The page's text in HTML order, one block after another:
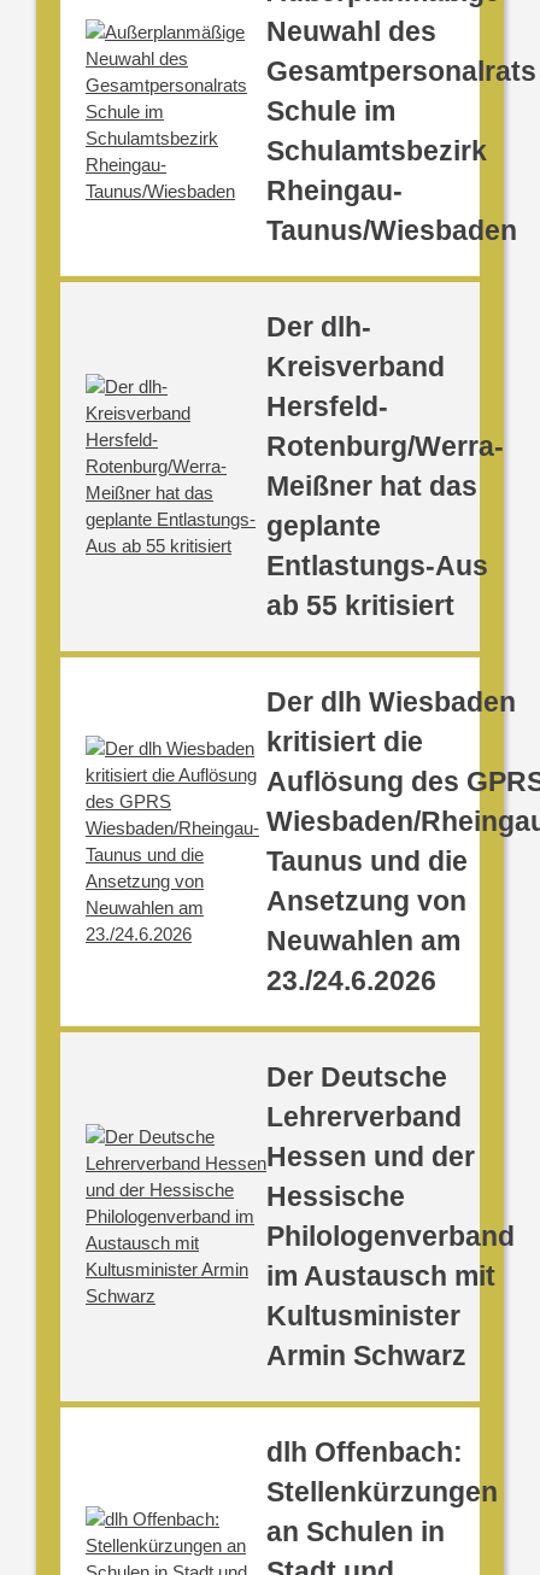
Neuwahl des
Gesamtpersonalrats
Schule im
Schulamtsbezirk
Rheingau-
Taunus/Wiesbaden
Der dlh-
Kreisverband
Hersfeld-
Rotenburg/Werra-
Meißner hat das
geplante
Entlastungs-Aus
ab 55 kritisiert
Der dlh Wiesbaden
kritisiert die
Auflösung des
Wiesbaden/
Taunus und die
Ansetzung von
Neuwahlen am
23./24.6.2026
Der Deutsche
Lehrerverband
Hessen und der
Hessische
Philologenverband
im Austausch mit
Kultusminister
Armin Schwarz
dlh Offenbach:
Stellenkürzungen
an Schulen in